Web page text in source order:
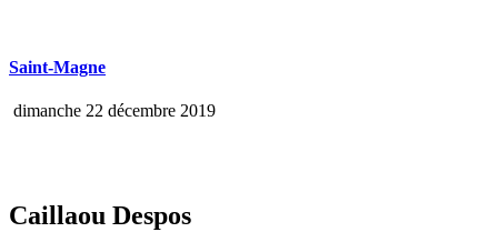
Saint-Magne
dimanche 22 décembre 2019
Caillaou Despos